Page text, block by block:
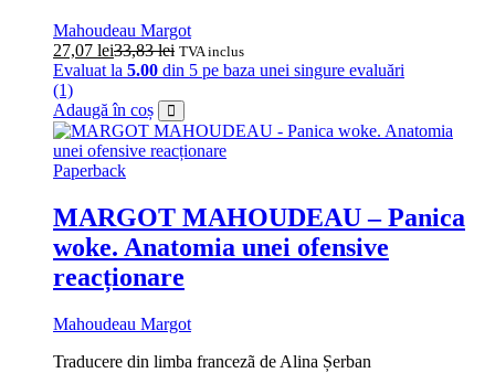
Mahoudeau Margot
27,07 lei33,83lei TVA inclus
Evaluat la 5.00 din 5 pe baza unei singure evaluări
(1)
Adaugă în coș
Paperback
MARGOT MAHOUDEAU – Panica
woke. Anatomia unei ofensive
reacționare
Mahoudeau Margot
Traducere din limba francezã de Alina Șerban